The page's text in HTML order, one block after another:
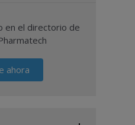
en el directorio de
ahora